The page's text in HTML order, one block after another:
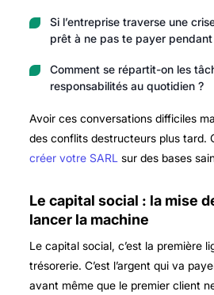
Si l’entreprise traverse une
prêt à ne pas te payer
Comment se répartit-on les
responsabilités au quotidien ?
Avoir ces conversations difficiles
des conflits destructeurs plus tard.
créer votre SARL sur des bases
Le capital social : la mise
lancer la machine
Le capital social, c’est la première
trésorerie. C’est l’argent qui va
avant même que le premier client